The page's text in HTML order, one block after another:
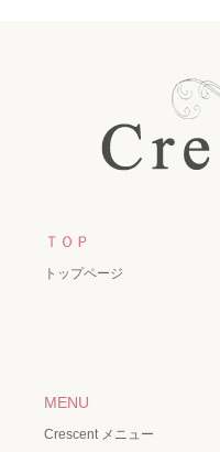
ＴＯＰ
トップページ
MENU
Crescent メニュー